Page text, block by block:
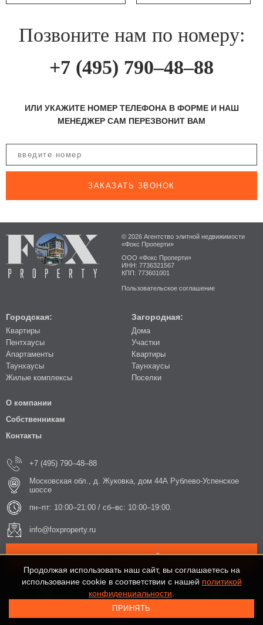
Позвоните нам по номеру:
+7 (495) 790–48–88
ИЛИ УКАЖИТЕ НОМЕР ТЕЛЕФОНА В ФОРМЕ И НАШ
МЕНЕДЖЕР САМ ПЕРЕЗВОНИТ ВАМ
ЗАКАЗАТЬ ЗВОНОК
© 2026 Агентство элитной недвижимости
«Фокс Проперти»
ООО «Фокс Проперти»
ИНН: 7736321567
КПП: 773601001
Пользовательское соглашение
Городская:
Квартиры
Пентхаусы
Апартаменты
Таунхаусы
Жилые комплексы
Загородная:
Дома
Участки
Квартиры
Таунхаусы
Поселки
О компании
Собственникам
Контакты
+7 (495) 790–48–88
Московская обл., д. Жуковка, дом 44А Рублево-Успенское
шоссе
пн–пт: 10:00–21:00 / сб–вс: 10:00–19:00.
info@foxproperty.ru
ЗАКАЗАТЬ ОБРАТНЫЙ ЗВОНОК
Продолжая использовать наш сайт, вы соглашаетесь на
использование cookie в соответствии с нашей политикой
конфиденциальности
ПРИНЯТЬ